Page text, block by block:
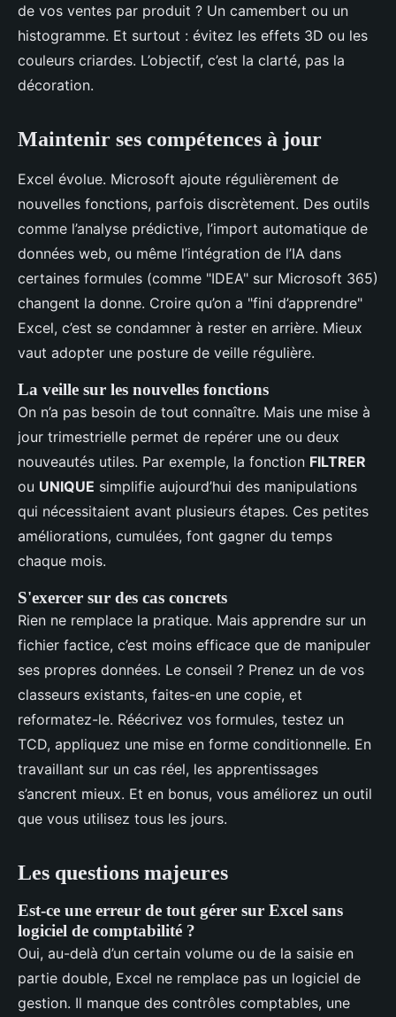
de vos ventes par produit ? Un camembert ou un
histogramme. Et surtout : évitez les effets 3D ou les
couleurs criardes. L’objectif, c’est la clarté, pas la
décoration.
Maintenir ses compétences à jour
Excel évolue. Microsoft ajoute régulièrement de
nouvelles fonctions, parfois discrètement. Des outils
comme l’analyse prédictive, l’import automatique de
données web, ou même l’intégration de l’IA dans
certaines formules (comme "IDEA" sur Microsoft 365)
changent la donne. Croire qu’on a "fini d’apprendre"
Excel, c’est se condamner à rester en arrière. Mieux
vaut adopter une posture de veille régulière.
La veille sur les nouvelles fonctions
On n’a pas besoin de tout connaître. Mais une mise à
jour trimestrielle permet de repérer une ou deux
nouveautés utiles. Par exemple, la fonction FILTRER
ou UNIQUE simplifie aujourd’hui des manipulations
qui nécessitaient avant plusieurs étapes. Ces petites
améliorations, cumulées, font gagner du temps
chaque mois.
S'exercer sur des cas concrets
Rien ne remplace la pratique. Mais apprendre sur un
fichier factice, c’est moins efficace que de manipuler
ses propres données. Le conseil ? Prenez un de vos
classeurs existants, faites-en une copie, et
reformatez-le. Réécrivez vos formules, testez un
TCD, appliquez une mise en forme conditionnelle. En
travaillant sur un cas réel, les apprentissages
s’ancrent mieux. Et en bonus, vous améliorez un outil
que vous utilisez tous les jours.
Les questions majeures
Est-ce une erreur de tout gérer sur Excel sans
logiciel de comptabilité ?
Oui, au-delà d’un certain volume ou de la saisie en
partie double, Excel ne remplace pas un logiciel de
gestion. Il manque des contrôles comptables, une